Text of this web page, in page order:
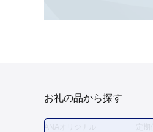
お礼の品から探す